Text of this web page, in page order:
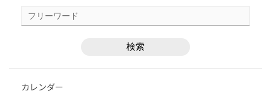
カレンダー